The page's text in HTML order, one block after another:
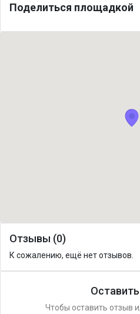
Поделиться площадкой
Отзывы (0)
К сожалению, ещё нет отзывов.
Чтобы оставить отзыв